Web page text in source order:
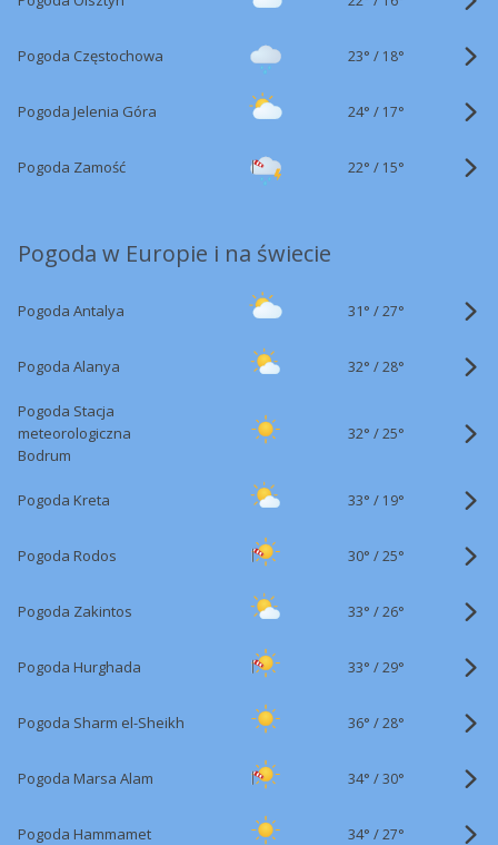
Pogoda Częstochowa 23° / 18°
Pogoda Jelenia Góra 24° / 17°
Pogoda Zamość 22° / 15°
Pogoda w Europie i na świecie
Pogoda Antalya 31° /27°
Pogoda Alanya 32° /28°
Pogoda Stacja
meteorologiczna
Bodrum
32° /25°
Pogoda Kreta 33° / 19°
Pogoda Rodos 30° /25°
Pogoda Zakintos 33° /26°
Pogoda Hurghada 33° /29°
Pogoda Sharm el-Sheikh 36° /28°
Pogoda Marsa Alam 34° /30°
Pogoda Hammamet 34° /27°